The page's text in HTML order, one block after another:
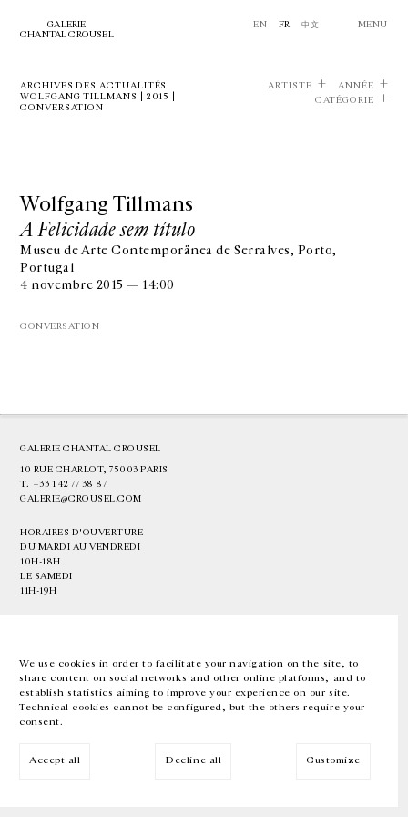
We use cookies in order to facilitate your navigation on the site, to
share content on social networks and other online platforms, and to
establish statistics aiming to improve your experience on our site.
Technical cookies cannot be configured, but the others require your
consent.
Accept all Decline all Customize
GALERIE
CHANTAL CROUSEL
EN FR 中文 MENU
ARCHIVES DES ACTUALITÉS
WOLFGANG TILLMANS | 2015 |
CONVERSATION
ARTISTE
ANNÉE
CATÉGORIE
Wolfgang Tillmans
A Felicidade sem título
Museu de Arte Contemporãnea de Serralves, Porto,
Portugal
4 novembre 2015 — 14:00
CONVERSATION
GALERIE CHANTAL CROUSEL
10 RUE CHARLOT, 75003 PARIS
T. +33 1 42 77 38 87
GALERIE@CROUSEL.COM
HORAIRES D'OUVERTURE
DU MARDI AU VENDREDI
10H-18H
LE SAMEDI
11H-19H
EN FR 中文 Facebook Instagram
Inscrivez-vous à notre newsletter